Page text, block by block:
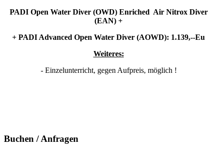
PADI Open Water Diver (OWD) Enriched Air Nitrox Diver
(EAN) +
+ PADI Advanced Open Water Diver (AOWD): 1.139,--Eu
Weiteres:
- Einzelunterricht, gegen Aufpreis, möglich !
Buchen / Anfragen